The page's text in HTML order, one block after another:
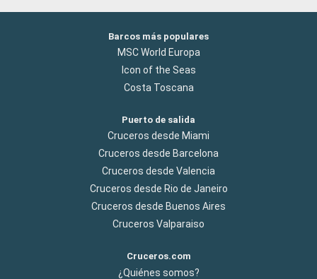
Barcos más populares
MSC World Europa
Icon of the Seas
Costa Toscana
Puerto de salida
Cruceros desde Miami
Cruceros desde Barcelona
Cruceros desde Valencia
Cruceros desde Rio de Janeiro
Cruceros desde Buenos Aires
Cruceros Valparaiso
Cruceros.com
¿Quiénes somos?